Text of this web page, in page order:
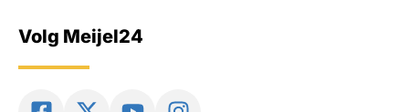
Volg Meijel24